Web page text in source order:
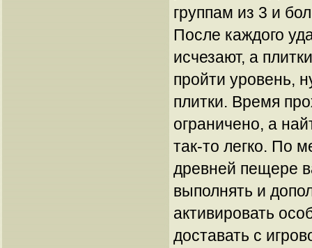
группам из 3 и
После каждого
исчезают, а
пройти уровень,
плитки. Время
ограничено, а
так-то легко. По
древней пещере
выполнять и
активировать
доставать с